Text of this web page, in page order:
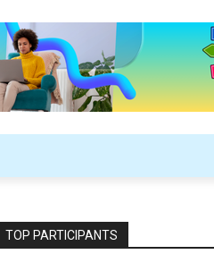
TOP PARTICIPANTS